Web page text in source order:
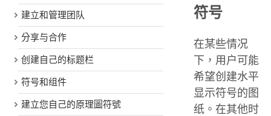
建立和管理团队
分享与合作
创建自己的标题栏
符号和组件
建立您自己的原理圖符號
符号
在某些情况
下，用户可能
希望创建水平
显示符号的图
纸。在其他时